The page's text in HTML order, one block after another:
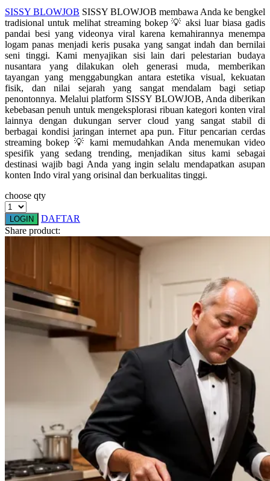
Real Shades
Red Castle
Ribbon Madness
S
Sebamed
Silver Cross
Simply Idea
Skip Hop
Spectra
Starbooks
Stick-O
Sumimo
Sunnylife
Sun-Staches
Swimava
Tommee Tippee
Trunki
Tutti Bambini
Twistshake
SISSY BLOWJOB SISSY BLOWJOB membawa Anda ke bengkel
tradisional untuk melihat streaming bokep 💡 aksi luar biasa gadis
pandai besi yang videonya viral karena kemahirannya menempa
logam panas menjadi keris pusaka yang sangat indah dan bernilai
seni tinggi. Kami menyajikan sisi lain dari pelestarian budaya
nusantara yang dilakukan oleh generasi muda, memberikan
tayangan yang menggabungkan antara estetika visual, kekuatan
fisik, dan nilai sejarah yang sangat mendalam bagi setiap
penontonnya. Melalui platform SISSY BLOWJOB, Anda diberikan
kebebasan penuh untuk mengeksplorasi ribuan kategori konten viral
lainnya dengan dukungan server cloud yang sangat stabil di
berbagai kondisi jaringan internet apa pun. Fitur pencarian cerdas
streaming bokep 💡 kami memudahkan Anda menemukan video
spesifik yang sedang trending, menjadikan situs kami sebagai
destinasi wajib bagi Anda yang ingin selalu mendapatkan asupan
konten Indo viral yang orisinal dan berkualitas tinggi.
choose qty
LOGIN
DAFTAR
Share product: